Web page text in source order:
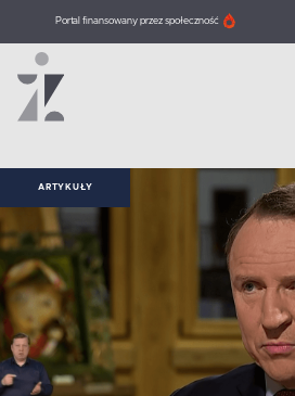
Portal finansowany przez społeczność
ARTYKUŁY